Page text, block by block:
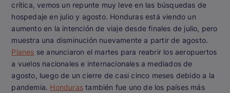
crítica, vemos un repunte muy leve en las búsquedas de
hospedaje en julio y agosto. Honduras está viendo un
aumento en la intención de viaje desde finales de julio, pero
muestra una disminución nuevamente a partir de agosto.
Planes se anunciaron el martes para reabrir los aeropuertos
a vuelos nacionales e internacionales a mediados de
agosto, luego de un cierre de casi cinco meses debido a la
pandemia. Honduras también fue uno de los países más